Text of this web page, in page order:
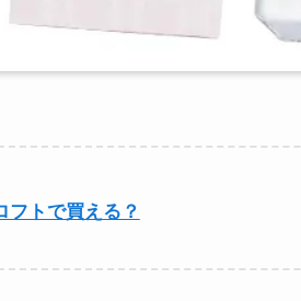
フトで買える？